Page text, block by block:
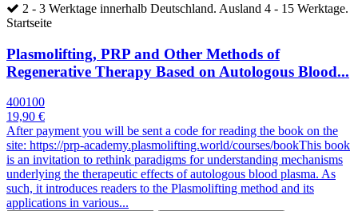
2 - 3 Werktage innerhalb Deutschland. Ausland 4 - 15 Werktage.
Startseite
Plasmolifting, PRP and Other Methods of
Regenerative Therapy Based on Autologous Blood...
400100
19,90 €
After payment you will be sent a code for reading the book on the
site: https://prp-academy.plasmolifting.world/courses/bookThis book
is an invitation to rethink paradigms for understanding mechanisms
underlying the therapeutic effects of autologous blood plasma. As
such, it introduces readers to the Plasmolifting method and its
applications in various...